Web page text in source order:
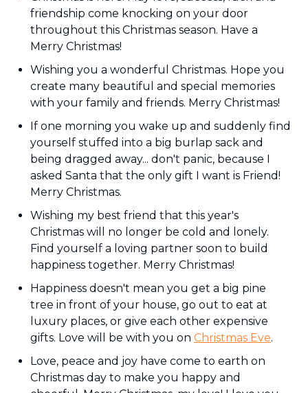
friendship come knocking on your door
throughout this Christmas season. Have a
Merry Christmas!
Wishing you a wonderful Christmas. Hope you
create many beautiful and special memories
with your family and friends. Merry Christmas!
If one morning you wake up and suddenly find
yourself stuffed into a big burlap sack and
being dragged away... don't panic, because I
asked Santa that the only gift I want is Friend!
Merry Christmas.
Wishing my best friend that this year's
Christmas will no longer be cold and lonely.
Find yourself a loving partner soon to build
happiness together. Merry Christmas!
Happiness doesn't mean you get a big pine
tree in front of your house, go out to eat at
luxury places, or give each other expensive
gifts. Love will be with you on Christmas Eve.
Love, peace and joy have come to earth on
Christmas day to make you happy and